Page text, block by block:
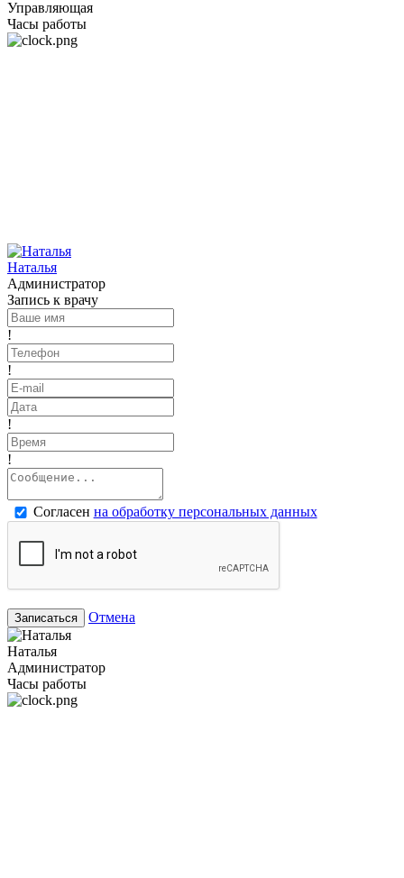
Управляющая
Часы работы
Наталья
Администратор
Запись к врачу
!
!
!
!
Согласен на обработку персональных данных
Записаться Отмена
Наталья
Администратор
Часы работы